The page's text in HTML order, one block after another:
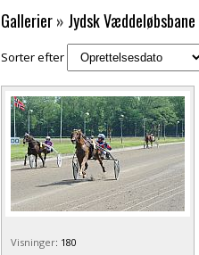
Gallerier» Jydsk
Sorter efter
Visninger: 180